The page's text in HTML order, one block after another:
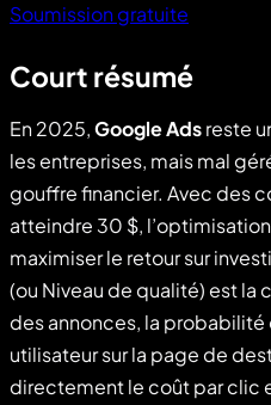
Soumission gratuite
Court résumé
En 2025,Google Adsreste
les entreprises, mais mal
gouffre financier. Avec des
atteindre 30 $,
maximiser le retour sur
(ou Niveau de qualité) est la
des annonces, la probabilité
utilisateur sur la page de
directement le coût par clic